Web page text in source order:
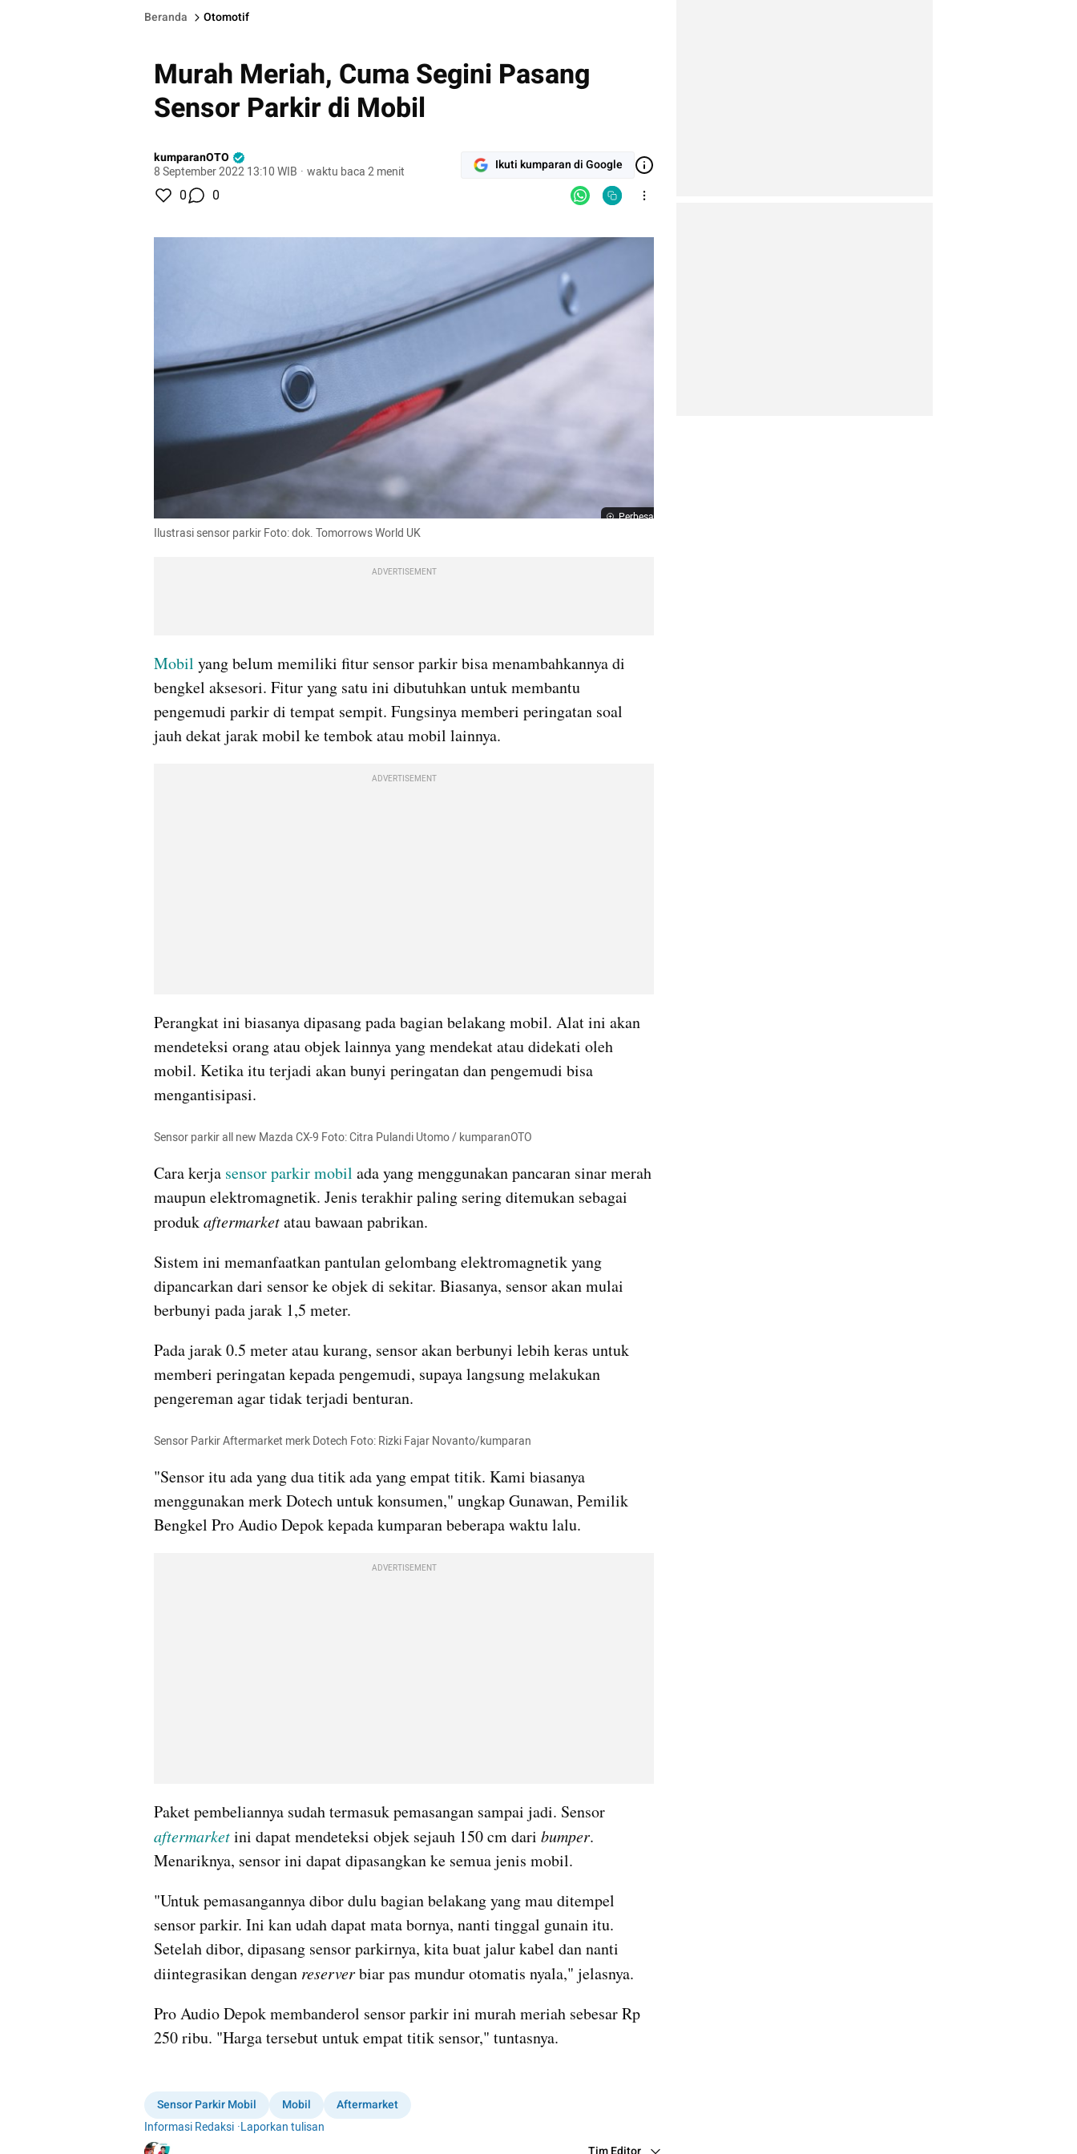
Beranda Otomotif
Murah Meriah, Cuma Segini Pasang
Sensor Parkir di Mobil
kumparanOTO
8 September 2022 13:10 WIB · waktu baca 2 menit Ikuti kumparan di Google
0 0
Perbesar
Ilustrasi sensor parkir Foto: dok. Tomorrows World UK
ADVERTISEMENT
Mobil yang belum memiliki fitur sensor parkir bisa menambahkannya di
bengkel aksesori. Fitur yang satu ini dibutuhkan untuk membantu
pengemudi parkir di tempat sempit. Fungsinya memberi peringatan soal
jauh dekat jarak mobil ke tembok atau mobil lainnya.
ADVERTISEMENT
Perangkat ini biasanya dipasang pada bagian belakang mobil. Alat ini akan
mendeteksi orang atau objek lainnya yang mendekat atau didekati oleh
mobil. Ketika itu terjadi akan bunyi peringatan dan pengemudi bisa
mengantisipasi.
Sensor parkir all new Mazda CX-9 Foto: Citra Pulandi Utomo / kumparanOTO
Cara kerja sensor parkir mobil ada yang menggunakan pancaran sinar merah
maupun elektromagnetik. Jenis terakhir paling sering ditemukan sebagai
produk aftermarket atau bawaan pabrikan.
Sistem ini memanfaatkan pantulan gelombang elektromagnetik yang
dipancarkan dari sensor ke objek di sekitar. Biasanya, sensor akan mulai
berbunyi pada jarak 1,5 meter.
Pada jarak 0.5 meter atau kurang, sensor akan berbunyi lebih keras untuk
memberi peringatan kepada pengemudi, supaya langsung melakukan
pengereman agar tidak terjadi benturan.
Sensor Parkir Aftermarket merk Dotech Foto: Rizki Fajar Novanto/kumparan
"Sensor itu ada yang dua titik ada yang empat titik. Kami biasanya
menggunakan merk Dotech untuk konsumen," ungkap Gunawan, Pemilik
Bengkel Pro Audio Depok kepada kumparan beberapa waktu lalu.
ADVERTISEMENT
aftermarket ini dapat mendeteksi objek sejauh 150 cm dari bumper.
Menariknya, sensor ini dapat dipasangkan ke semua jenis mobil.
"Untuk pemasangannya dibor dulu bagian belakang yang mau ditempel
sensor parkir. Ini kan udah dapat mata bornya, nanti tinggal gunain itu.
Setelah dibor, dipasang sensor parkirnya, kita buat jalur kabel dan nanti
diintegrasikan dengan reserver biar pas mundur otomatis nyala," jelasnya.
Pro Audio Depok membanderol sensor parkir ini murah meriah sebesar Rp
250 ribu. "Harga tersebut untuk empat titik sensor," tuntasnya.
Sensor Parkir Mobil Mobil
Aftermarket
Informasi Redaksi ·Laporkan tulisan